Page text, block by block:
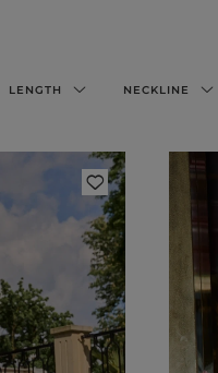
LENGTH NECKLINE